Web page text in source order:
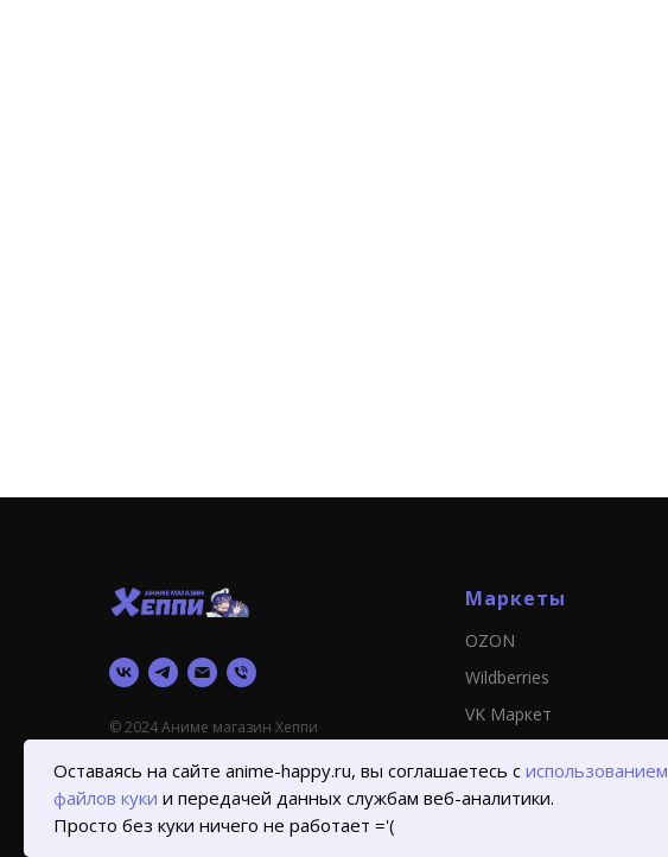
© 2024 Аниме магазин Хеппи
Маркеты
OZON
Wildberries
VK Маркет
Оставаясь на сайте anime-happy.ru, вы соглашаетесь с использованием
файлов куки и передачей данных службам веб-аналитики.
Просто без куки ничего не работает ='(